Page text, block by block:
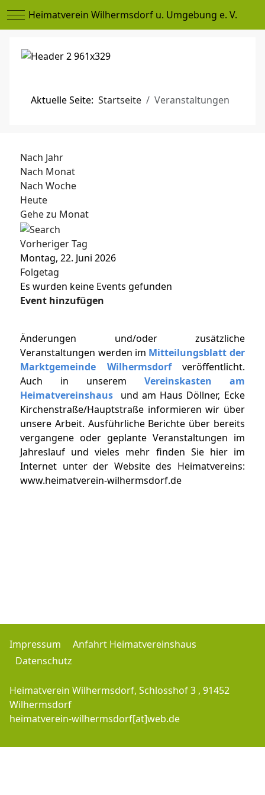
Mobile Menu Toggle
Heimatverein Wilhermsdorf u. Umgebung e. V.
Aktuelle Seite:Startseite Veranstaltungen
Nach Jahr
Nach Monat
Nach Woche
Heute
Gehe zu Monat
Vorheriger Tag
Montag, 22. Juni 2026
Folgetag
Es wurden keine Events gefunden
Event hinzufügen
Änderungen und/oder zusätzliche
Veranstaltungen werden im Mitteilungsblatt der
Marktgemeinde Wilhermsdorf veröffentlicht.
Auch in unserem Vereinskasten am
Heimatvereinshaus
und am Haus Döllner, Ecke
Kirchenstraße/Hauptstraße informieren wir über
unsere Arbeit. Ausführliche Berichte über bereits
vergangene oder geplante Veranstaltungen im
Jahreslauf und vieles mehr finden Sie hier im
Internet unter der Website des Heimatvereins:
www.heimatverein-wilhermsdorf.de
Impressum
Anfahrt Heimatvereinshaus
Datenschutz
Heimatverein Wilhermsdorf, Schlosshof 3 , 91452
Wilhermsdorf
heimatverein-wilhermsdorf[at]web.de